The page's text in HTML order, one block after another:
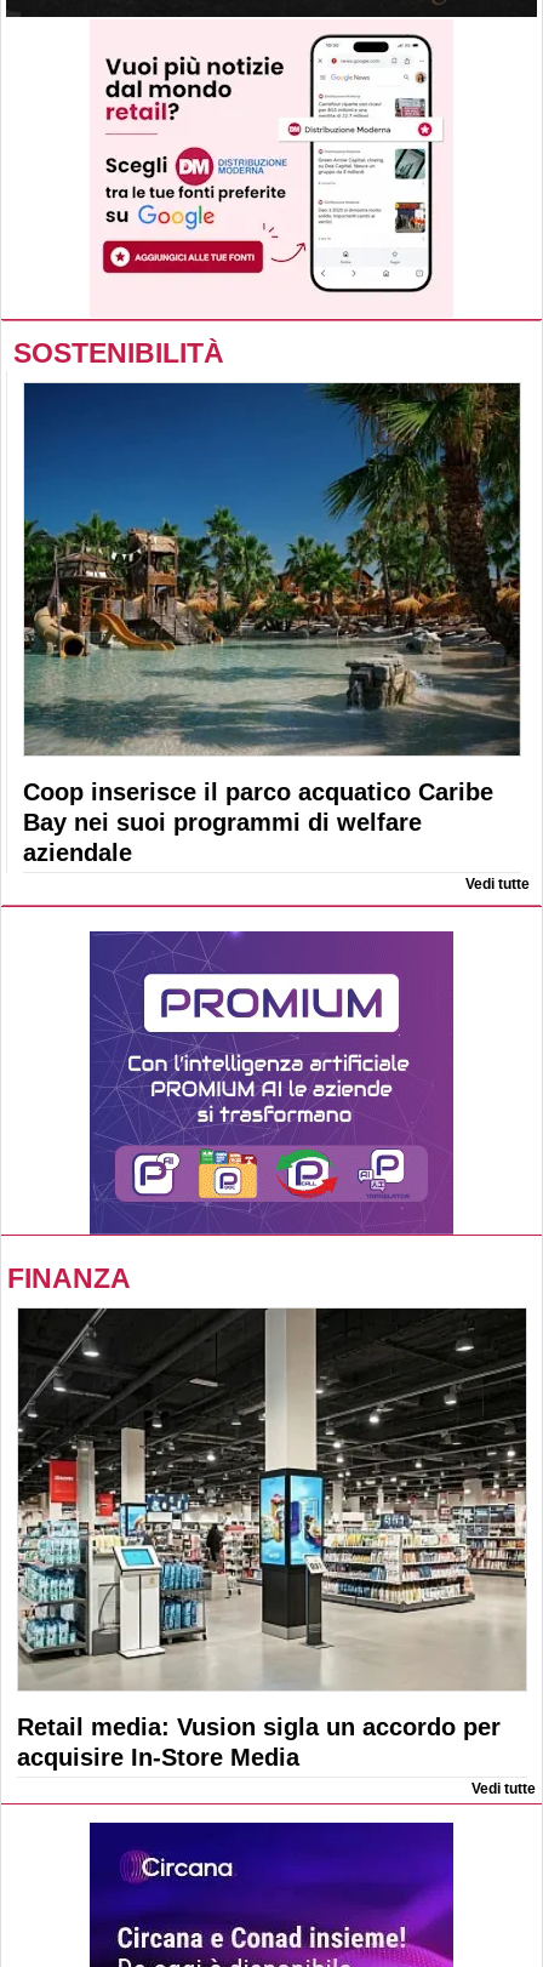
SOSTENIBILITÀ
Coop inserisce il parco acquatico Caribe
Bay nei suoi programmi di welfare
aziendale
Vedi tutte
FINANZA
Retail media: Vusion sigla un accordo per
acquisire In-Store Media
Vedi tutte